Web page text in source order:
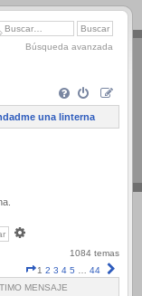
Búsqueda avanzada
una linterna
1084 temas
Página
1
1 2 3 4 5 … 44
MENSAJE